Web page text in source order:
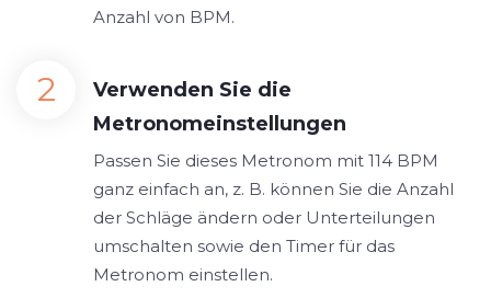
Anzahl von BPM.
Verwenden Sie die
Metronomeinstellungen
Passen Sie dieses Metronom mit 114 BPM
ganz einfach an, z. B. können Sie die Anzahl
der Schläge ändern oder Unterteilungen
umschalten sowie den Timer für das
Metronom einstellen.